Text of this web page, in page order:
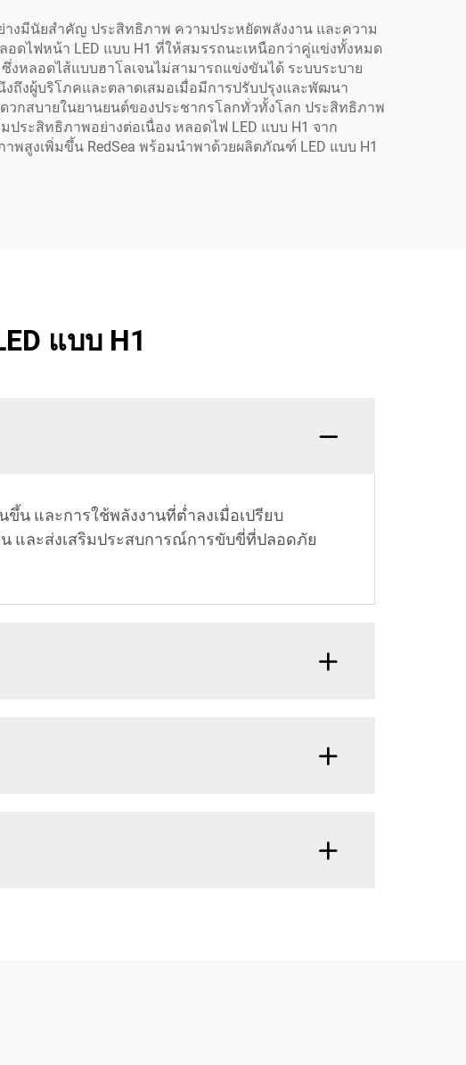
างมีนัยสำคัญ ประสิทธิภาพ ความประหยัดพลังงาน และความ
ดไฟหน้า LED แบบ H1 ที่ให้สมรรถนะเหนือกว่าคู่แข่งทั้งหมด
หลอดไส้แบบฮาโลเจนไม่สามารถแข่งขันได้ ระบบระบาย
ถึงผู้บริโภคและตลาดเสมอเมื่อมีการปรับปรุงและพัฒนา
กสบายในยานยนต์ของประชากรโลกทั่วทั้งโลก ประสิทธิภาพ
ะสิทธิภาพอย่างต่อเนื่อง หลอดไฟ LED แบบ H1 จาก
พสูงเพิ่มขึ้น RedSea พร้อมนำพาด้วยผลิตภัณฑ์ LED แบบ H1
แบบ H1
น และการใช้พลังงานที่ต่ำลงเมื่อเปรียบ
และส่งเสริมประสบการณ์การขับขี่ที่ปลอดภัย